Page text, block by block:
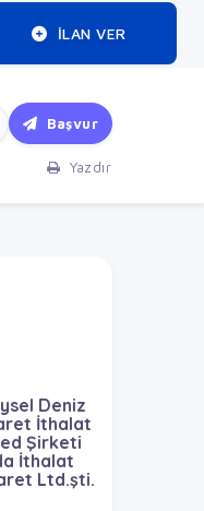
ILAN VER
Başvur
Yazdır
Deniz
İthalat
Şirketi
İthalat
Ltd.şti.